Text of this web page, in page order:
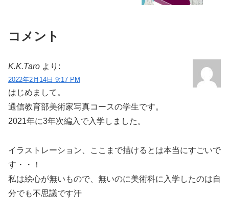
コメント
K.K.Taro より:
2022年2月14日 9:17 PM
はじめまして。
通信教育部美術家写真コースの学生です。
2021年に3年次編入で入学しました。
イラストレーション、ここまで描けるとは本当にすごいで
す・・！
私は絵心が無いもので、無いのに美術科に入学したのは自
分でも不思議です汗